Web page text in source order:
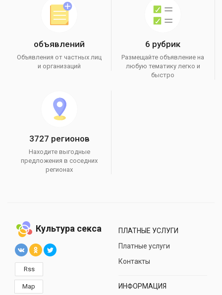
объявлений
Объявления от частных лиц
и организаций
6 рубрик
Размещайте объявление на
любую тематику легко и
быстро
3727 регионов
Находите выгодные
предложения в соседних
регионах
Культура секса
Rss
Map
ПЛАТНЫЕ УСЛУГИ
Платные услуги
Контакты
ИНФОРМАЦИЯ